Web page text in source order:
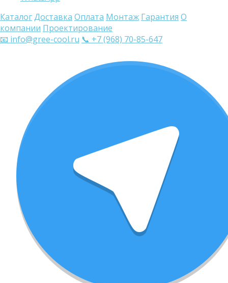
КаталогДоставка Оплата Монтаж Гарантия О
компании Проектирование
📧 info@gree-cool.ru 📞 +7 (968) 70-85-647